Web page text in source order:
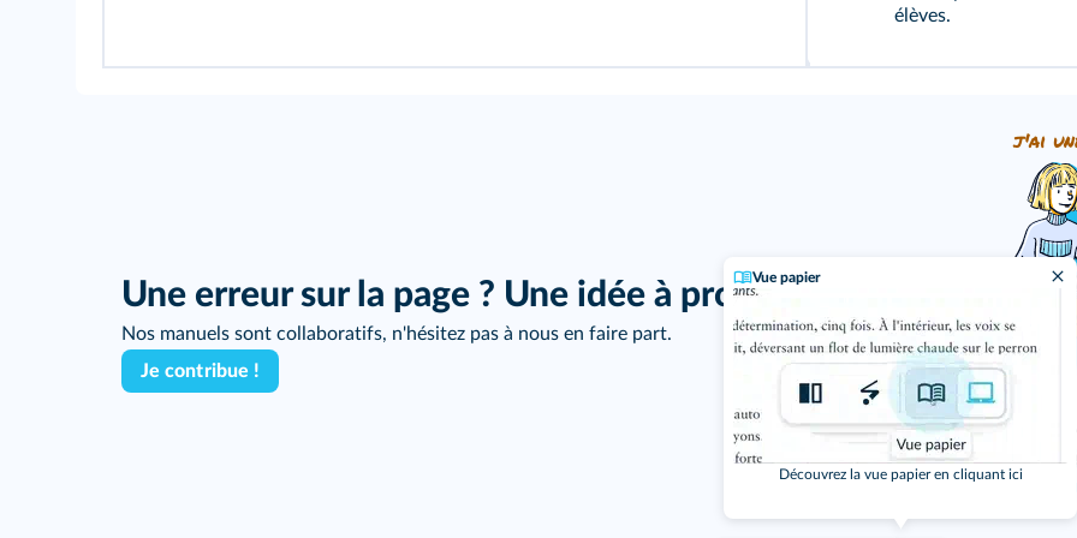
Vue papier
Découvrez la vue papier en cliquant ici
élèves.
Une erreur sur la page ? Une idée à proposer ?
Nos manuels sont collaboratifs, n'hésitez pas à nous en faire part.
Je contribue !
j'ai